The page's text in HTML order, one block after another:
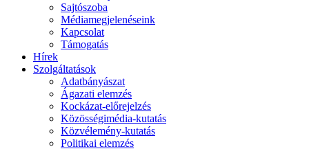
Sajtószoba
Médiamegjelenéseink
Kapcsolat
Támogatás
Hírek
Szolgáltatások
Adatbányászat
Ágazati elemzés
Kockázat-előrejelzés
Közösségimédia-kutatás
Közvélemény-kutatás
Politikai elemzés